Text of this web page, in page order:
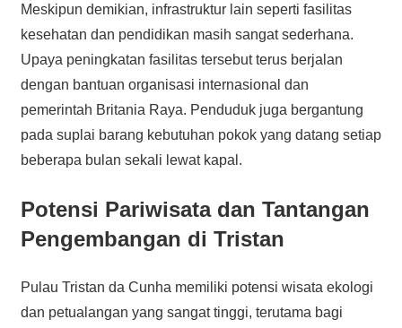
Meskipun demikian, infrastruktur lain seperti fasilitas
kesehatan dan pendidikan masih sangat sederhana.
Upaya peningkatan fasilitas tersebut terus berjalan
dengan bantuan organisasi internasional dan
pemerintah Britania Raya. Penduduk juga bergantung
pada suplai barang kebutuhan pokok yang datang setiap
beberapa bulan sekali lewat kapal.
Potensi Pariwisata dan Tantangan
Pengembangan di Tristan
Pulau Tristan da Cunha memiliki potensi wisata ekologi
dan petualangan yang sangat tinggi, terutama bagi